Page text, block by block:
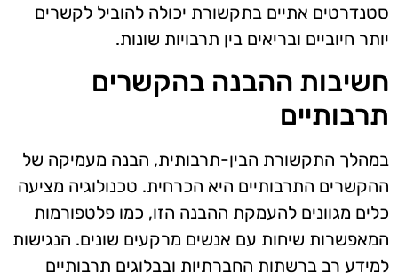
סטנדרטים אתיים בתקשורת יכולה להוביל לקשרים
יותר חיוביים ובריאים בין תרבויות שונות.
חשיבות ההבנה בהקשרים
תרבותיים
במהלך התקשורת הבין-תרבותית, הבנה מעמיקה של
ההקשרים התרבותיים היא הכרחית. טכנולוגיה מציעה
כלים מגוונים להעמקת ההבנה הזו, כמו פלטפורמות
המאפשרות שיחות עם אנשים מרקעים שונים. הנגישות
למידע רב ברשתות החברתיות ובבלוגים תרבותיים